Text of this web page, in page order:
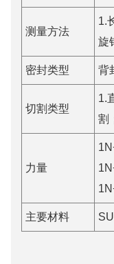
测量方法
1.
旋
密封类型 背
切割类型
1.
割
力量
主要材料